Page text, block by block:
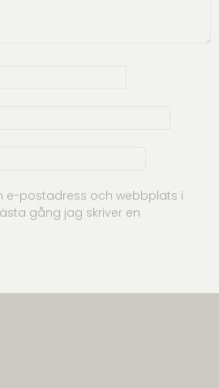
e-postadress och webbplats i
gång jag skriver en